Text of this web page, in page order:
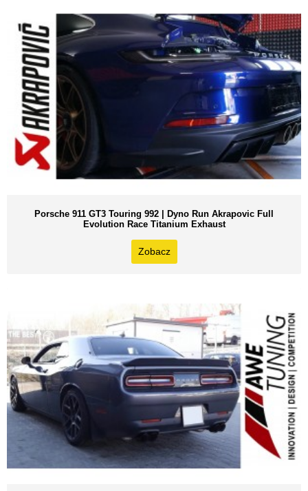
Porsche 911 GT3 Touring 992 | Dyno Run Akrapovic Full
Evolution Race Titanium Exhaust
Zobacz